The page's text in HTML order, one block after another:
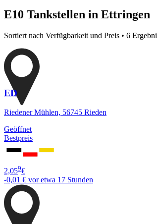
E10 Tankstellen in Ettringen
Sortiert nach Verfügbarkeit und Preis • 6
ED
Riedener Mühlen, 56745 Rieden
Geöffnet
Bestpreis
2,059€
-0,01 € vor etwa 17 Stunden